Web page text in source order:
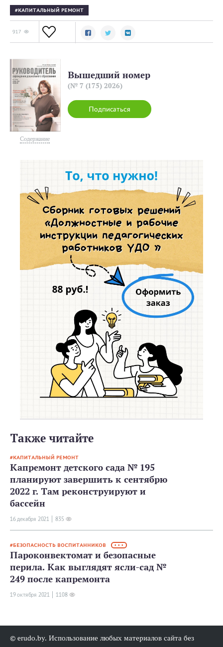
КАПИТАЛЬНЫЙ РЕМОНТ
917
Содержание
Подписаться
Вышедший номер
(№ 7 (175) 2026)
Также читайте
КАПИТАЛЬНЫЙ РЕМОНТ
Капремонт детского сада № 195
планируют завершить к сентябрю
2022 г. Там реконструируют и
бассейн
16 декабря 2021 835
БЕЗОПАСНОСТЬ ВОСПИТАННИКОВ • • •
Пароконвектомат и безопасные
перила. Как выглядят ясли-сад №
249 после капремонта
19 октября 2021 1108
© erudo.by. Использование любых материалов сайта без